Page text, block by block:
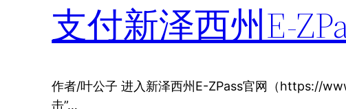
支付新泽西州E-
作者/叶公子 进入新泽西州E-ZPass官网（https://
击”…